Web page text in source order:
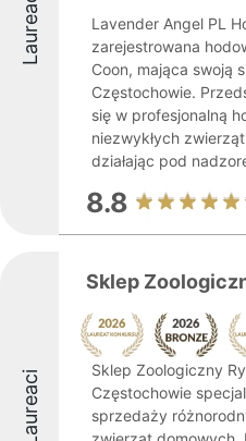
Laureaci
Lavender Angel PL
zarejestrowana
Coon, mająca swoją
Częstochowie.
się w profesjonalną
niezwykłych
działając pod
8.8
Laureaci
Sklep
Sklep Zoologiczny
Częstochowie
sprzedaży